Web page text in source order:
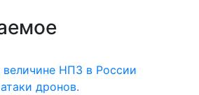
величине НПЗ в России
дронов.